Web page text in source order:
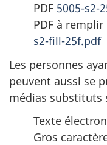
PDF 5005-s2-
PDF à
s2-fill-25f.pdf
Les personnes
peuvent aussi se
médias substituts
Texte
Gros